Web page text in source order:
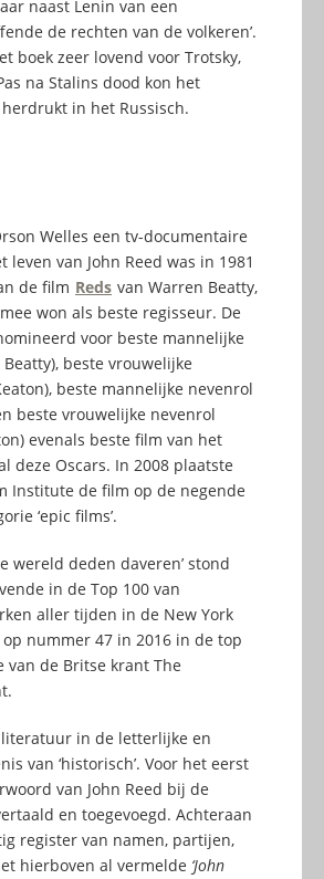
naast Lenin van een
de rechten van de volkeren’.
boek zeer lovend voor Trotsky,
na Stalins dood kon het
in het Russisch.
Welles een tv-documentaire
leven van John Reed was in 1981
de film Reds van Warren Beatty,
won als beste regisseur. De
voor beste mannelijke
beste vrouwelijke
beste mannelijke nevenrol
beste vrouwelijke nevenrol
evenals beste film van het
deze Oscars. In 2008 plaatste
Institute de film op de negende
‘epic films’.
wereld deden daveren’ stond
in de Top 100 van
aller tijden in de New York
nummer 47 in 2016 in de top
van de Britse krant The
in de letterlijke en
van ‘historisch’. Voor het eerst
van John Reed bij de
en toegevoegd. Achteraan
register van namen, partijen,
hierboven al vermelde ‘John